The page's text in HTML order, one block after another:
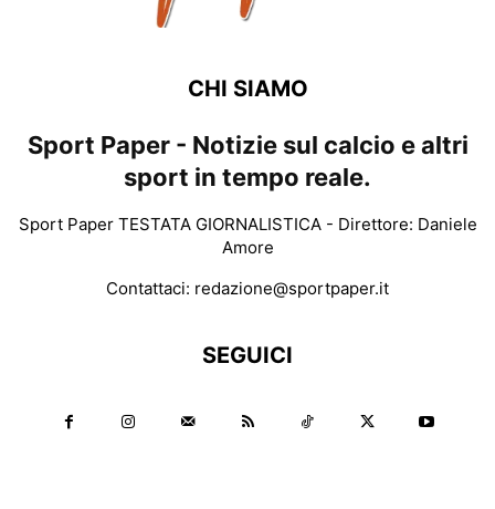
CHI SIAMO
Sport Paper - Notizie sul calcio e altri
sport in tempo reale.
Sport Paper TESTATA GIORNALISTICA - Direttore: Daniele
Amore
Contattaci: redazione@sportpaper.it
SEGUICI